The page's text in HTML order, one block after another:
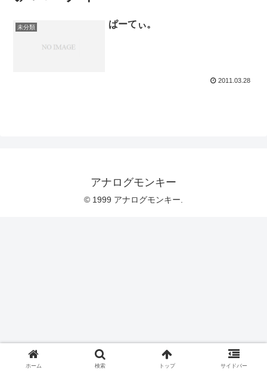
未分類 ぱーてぃ。
2011.03.28
アナログモンキー
© 1999 アナログモンキー.
ホーム 検索 トップ サイドバー